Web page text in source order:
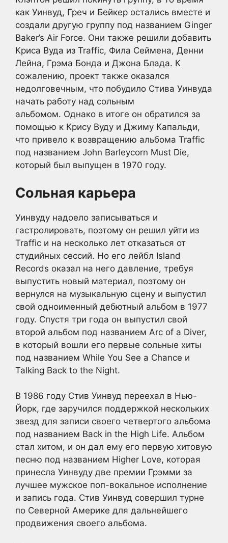
как Уинвуд, Греч и Бейкер остались вместе и
создали другую группу под названием Ginger
Baker’s Air Force. Они также решили добавить
Криса Вуда из Traffic, Фила Сеймена, Денни
Лейна, Грэма Бонда и Джона Блада. К
сожалению, проект также оказался
недолговечным, что побудило Стива Уинвуда
начать работу над сольным
альбомом. Однако в итоге он обратился за
помощью к Крису Вуду и Джиму Капальди,
что привело к возвращению альбома Traffic
под названием John Barleycorn Must Die,
который был выпущен в 1970 году.
Сольная карьера
Уинвуду надоело записываться и
гастролировать, поэтому он решил уйти из
Traffic и на несколько лет отказаться от
студийных сессий. Но его лейбл Island
Records оказал на него давление, требуя
выпустить новый материал, поэтому он
вернулся на музыкальную сцену и выпустил
свой одноименный дебютный альбом в 1977
году. Спустя три года он выпустил свой
второй альбом под названием Arc of a Diver,
в который вошли его первые сольные хиты
под названием While You See a Chance и
Talking Back to the Night.
В 1986 году Стив Уинвуд переехал в Нью-
Йорк, где заручился поддержкой нескольких
звезд для записи своего четвертого альбома
под названием Back in the High Life. Альбом
стал хитом, и он дал ему его первую хитовую
песню под названием Higher Love, которая
принесла Уинвуду две премии Грэмми за
лучшее мужское поп-вокальное исполнение
и запись года. Стив Уинвуд совершил турне
по Северной Америке для дальнейшего
продвижения своего альбома.